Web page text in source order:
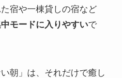
宿や一棟貸しの宿など
モードに入りやすいで
朝」は、それだけで癒し